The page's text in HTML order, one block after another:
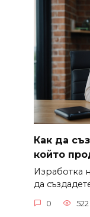
Как да
който
Изработка
да
0 522